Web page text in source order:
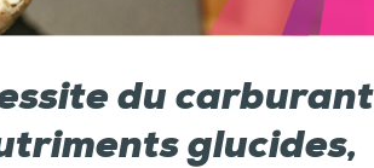
du carburant
glucides,